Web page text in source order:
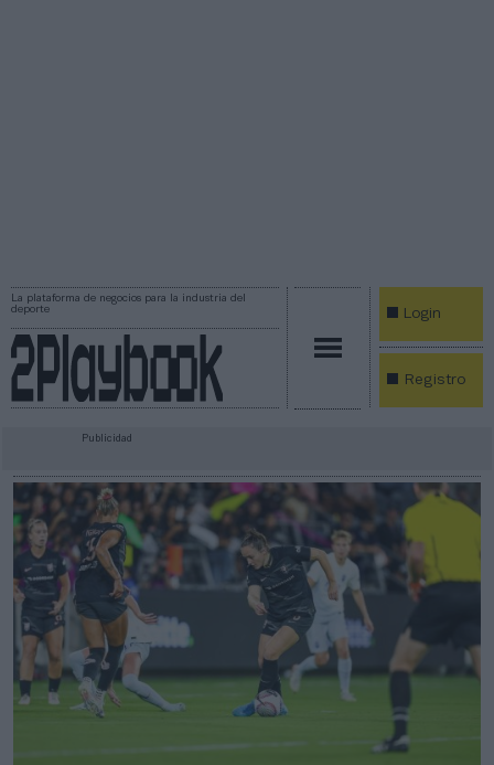
La plataforma de negocios para la industria del
deporte
Login
Registro
Publicidad